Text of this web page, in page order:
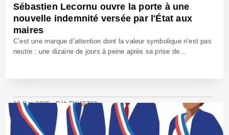
Sébastien Lecornu ouvre la porte à une
nouvelle indemnité versée par l'État aux
maires
C’est une marque d’attention dont la valeur symbolique n’est pas
neutre : une dizaine de jours à peine après sa prise de...
18 Sep 2025 - Réf: BW42783